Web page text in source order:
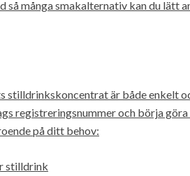
så många smakalternativ kan du lätt
stilldrinkskoncentrat är både enkelt
registreringsnummer och börja göra
på ditt behov:
stilldrink